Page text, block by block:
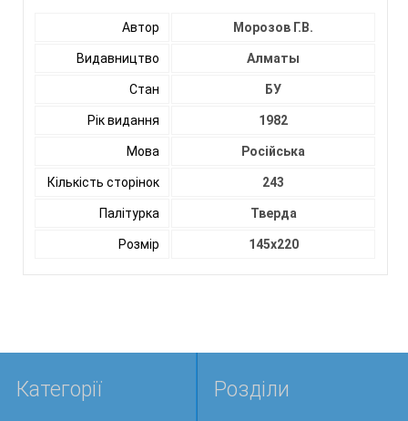
Автор Морозов Г.В.
Видавництво Алматы
Стан БУ
Рік видання 1982
Мова Російська
Кількість сторінок 243
Палітурка Тверда
Розмір 145х220
Категорії Розділи